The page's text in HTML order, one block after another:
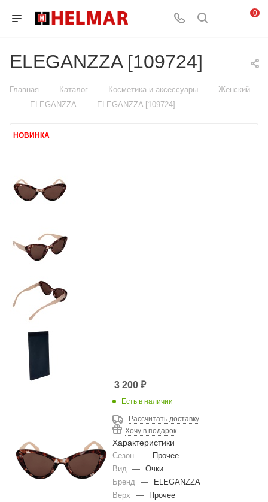
0
ELEGANZZA [109724]
Главная — Каталог — Косметика и аксессуары — Женский
— ELEGANZZA — ELEGANZZA [109724]
НОВИНКА
3 200₽
Есть в наличии
Рассчитать доставку
Хочу в подарок
Характеристики
Сезон —
Прочее
Вид
—
Очки
Бренд
—
ELEGANZZA
Верх
—
Прочее